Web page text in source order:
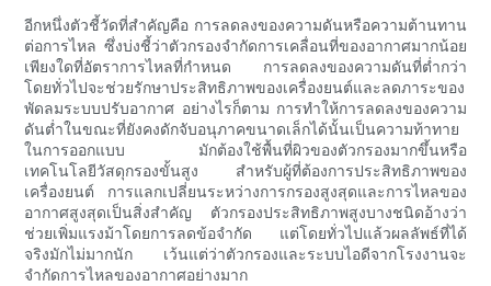
อีกหนึ่งตัวชี้วัดที่สำคัญคือ การลดลงของความดันหรือความต้านทาน
ต่อการไหล ซึ่งบ่งชี้ว่าตัวกรองจำกัดการเคลื่อนที่ของอากาศมากน้อย
เพียงใดที่อัตราการไหลที่กำหนด การลดลงของความดันที่ต่ำกว่า
โดยทั่วไปจะช่วยรักษาประสิทธิภาพของเครื่องยนต์และลดภาระของ
พัดลมระบบปรับอากาศ อย่างไรก็ตาม การทำให้การลดลงของความ
ดันต่ำในขณะที่ยังคงดักจับอนุภาคขนาดเล็กได้นั้นเป็นความท้าทาย
ในการออกแบบ มักต้องใช้พื้นที่ผิวของตัวกรองมากขึ้นหรือ
เทคโนโลยีวัสดุกรองขั้นสูง สำหรับผู้ที่ต้องการประสิทธิภาพของ
เครื่องยนต์ การแลกเปลี่ยนระหว่างการกรองสูงสุดและการไหลของ
อากาศสูงสุดเป็นสิ่งสำคัญ ตัวกรองประสิทธิภาพสูงบางชนิดอ้างว่า
ช่วยเพิ่มแรงม้าโดยการลดข้อจำกัด แต่โดยทั่วไปแล้วผลลัพธ์ที่ได้
จริงมักไม่มากนัก เว้นแต่ว่าตัวกรองและระบบไอดีจากโรงงานจะ
จำกัดการไหลของอากาศอย่างมาก